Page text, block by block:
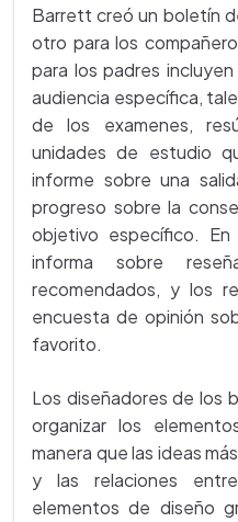
Barrett creó un boletín
otro para los
para los padres
audiencia específica,
de los examenes,
unidades de estudio
informe sobre una
progreso sobre la
objetivo específico.
informa sobre
recomendados, y los
encuesta de opinión
favorito.
Los diseñadores de los
organizar los
manera que las ideas
y las relaciones
elementos de diseño